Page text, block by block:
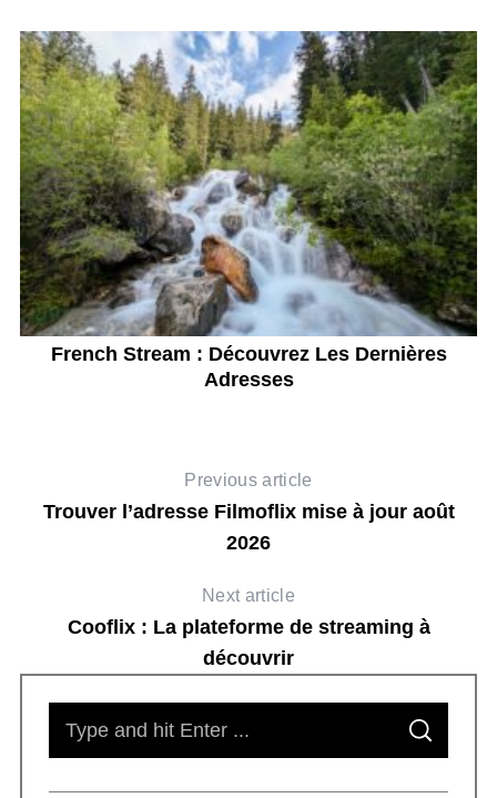
French Stream : Découvrez Les Dernières
Adresses
Previous article
Trouver l’adresse Filmoflix mise à jour août
2026
Next article
Cooflix : La plateforme de streaming à
découvrir
S
A
C